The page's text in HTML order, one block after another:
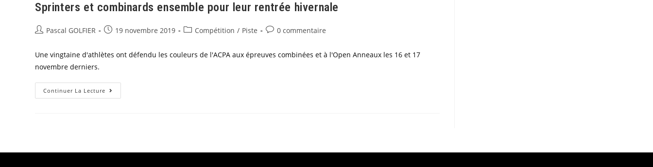
Sprinters et combinards ensemble pour leur rentrée hivernale
Pascal GOLFIER 19 novembre 2019 Compétition / Piste 0 commentaire
Une vingtaine d'athlètes ont défendu les couleurs de l'ACPA aux épreuves combinées et à l'Open Anneaux les 16 et 17
novembre derniers.
Continuer La Lecture